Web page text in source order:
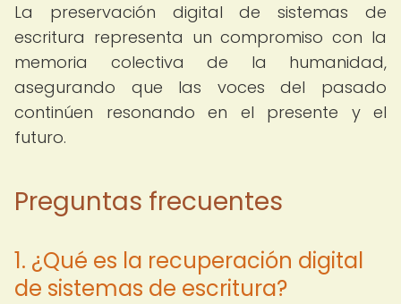
La preservación digital de sistemas de
escritura representa un compromiso con la
memoria colectiva de la humanidad,
asegurando que las voces del pasado
continúen resonando en el presente y el
futuro.
Preguntas frecuentes
1. ¿Qué es la recuperación digital
de sistemas de escritura?